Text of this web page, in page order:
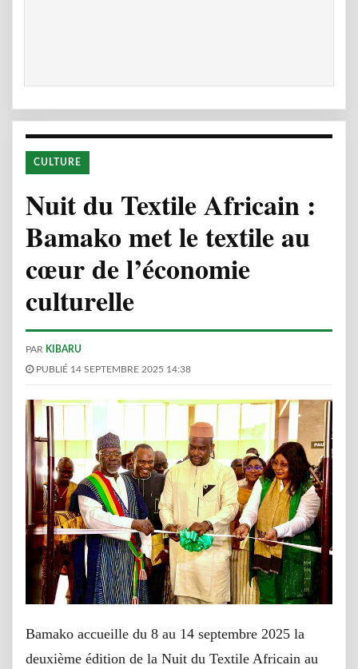
CULTURE
Nuit du Textile Africain :
Bamako met le textile au
cœur de l’économie
culturelle
PAR KIBARU
PUBLIÉ 14 SEPTEMBRE 2025 14:38
Bamako accueille du 8 au 14 septembre 2025 la
deuxième édition de la Nuit du Textile Africain au